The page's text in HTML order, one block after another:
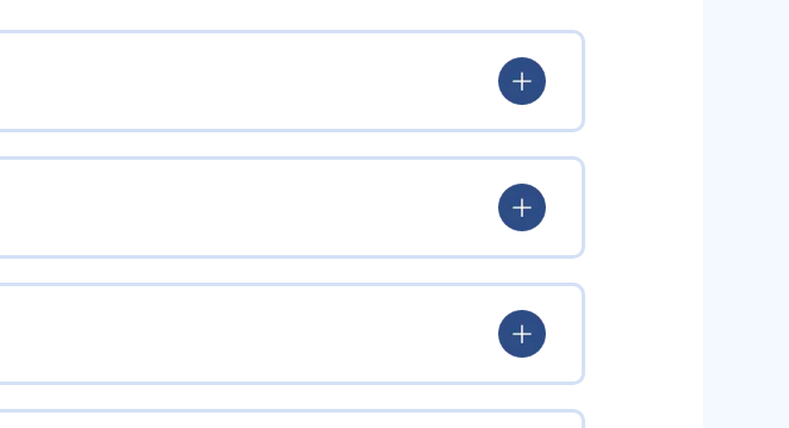
ているのか」を把握。苦手な単元を自動で判定して重点的
国語の漢字・語彙、英語の英単語といった3科目の基礎を固
の学習結果を踏まえてリアルタイムでアドバイスや解説を実
める。AIタブレットで「わからない」を早期に発見し、少し